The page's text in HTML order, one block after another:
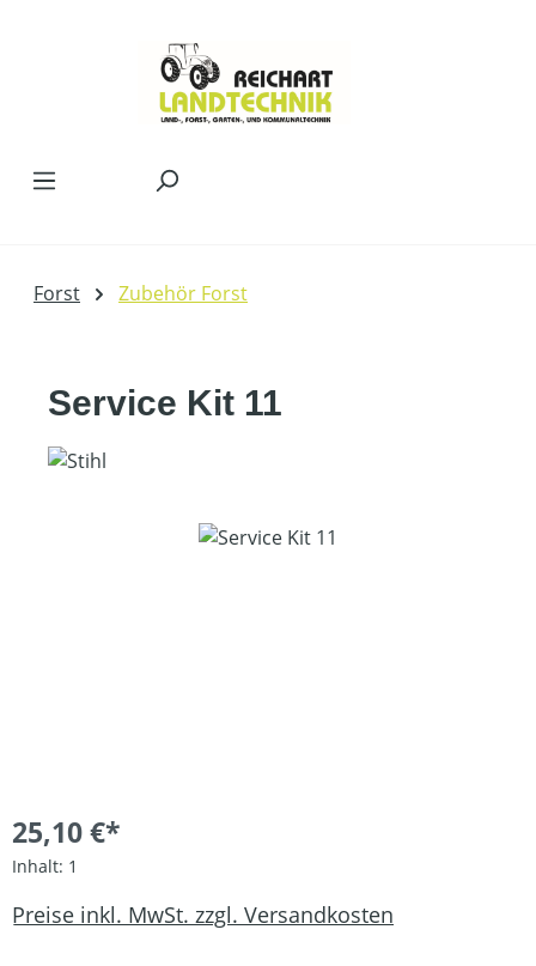
Forst Zubehör Forst
Service Kit 11
Bildergalerie überspringen
25,10 €*
Inhalt: 1
Preise inkl. MwSt. zzgl. Versandkosten